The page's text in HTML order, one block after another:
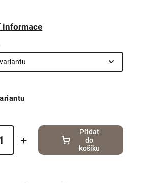
informace
Přidat
do
košíku